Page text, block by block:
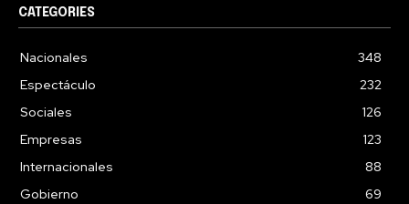
CATEGORIES
Nacionales
348
Espectáculo
232
Sociales
126
Empresas
123
Internacionales
88
Gobierno
69